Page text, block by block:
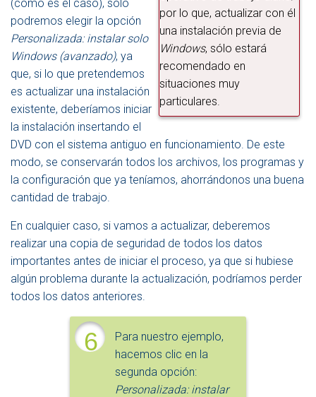
por lo que, actualizar con él
una instalación previa de
Windows, sólo estará
recomendado en
situaciones muy
particulares.
(como es el caso), sólo
podremos elegir la opción
Personalizada: instalar solo
Windows (avanzado), ya
que, si lo que pretendemos
es actualizar una instalación
existente, deberíamos iniciar
la instalación insertando el
DVD con el sistema antiguo en funcionamiento. De este
modo, se conservarán todos los archivos, los programas y
la configuración que ya teníamos, ahorrándonos una buena
cantidad de trabajo.
En cualquier caso, si vamos a actualizar, deberemos
realizar una copia de seguridad de todos los datos
importantes antes de iniciar el proceso, ya que si hubiese
algún problema durante la actualización, podríamos perder
todos los datos anteriores.
6
Para nuestro ejemplo,
hacemos clic en la
segunda opción:
Personalizada: instalar